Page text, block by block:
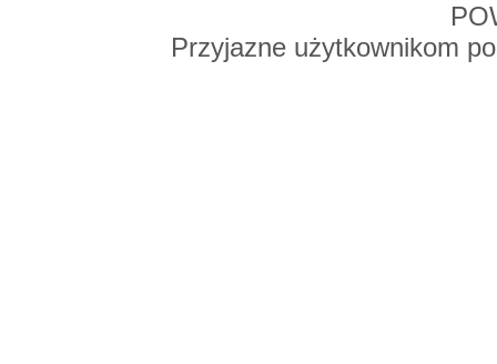
Przyjazne użytkownikom